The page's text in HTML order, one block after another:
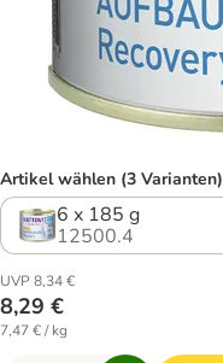
Artikel wählen (3 Varianten)
6 x 185 g
12500.4
UVP 8,34 €
8,29 €
7,47 € / kg